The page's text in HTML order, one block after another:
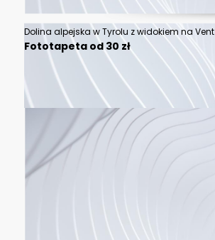
Dolina alpejska w Tyrolu z widokiem na Vent
Fototapeta od 30 zł